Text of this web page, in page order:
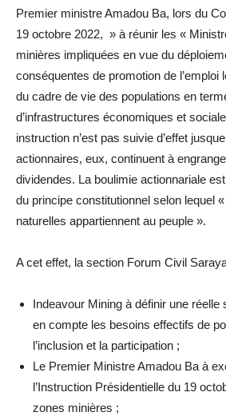
Premier ministre Amadou Ba, lors du
19 octobre 2022, » à réunir les «
minières impliquées en vue du
conséquentes de promotion de l’emploi
du cadre de vie des populations en
d’infrastructures économiques et
instruction n’est pas suivie d’effet
actionnaires, eux, continuent à
dividendes. La boulimie actionnariale
du principe constitutionnel selon lequel
naturelles appartiennent au peuple ».
A cet effet, la section Forum Civil
Indeavour Mining à définir une réelle
en compte les besoins effectifs de
l’inclusion et la participation ;
Le Premier Ministre Amadou Ba à
l’Instruction Présidentielle du 19
zones minières ;